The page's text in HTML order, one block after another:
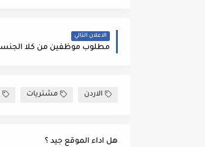
الاعلان التالي
الاردن مشتريات
هل اداء الموقع جيد ؟